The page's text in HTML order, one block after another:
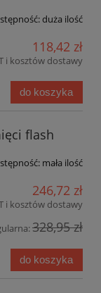
duża ilość
118,42 zł
i kosztów dostawy
do koszyka
flash
mała ilość
246,72 zł
i kosztów dostawy
328,95 zł
do koszyka